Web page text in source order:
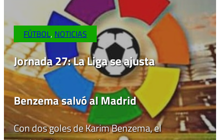
FÚTBOL, NOTICIAS
Jornada 27: La Liga se ajusta
Benzema salvó al Madrid
Con dos goles de Karim Benzema, el